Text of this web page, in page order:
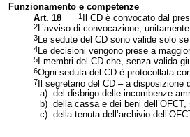
Funzionamento e competenze
Art. 18
1Il CD è convocato dal
2L’avviso di convocazione,
3Le sedute del CD sono valide solo
4Le decisioni vengono prese a
5 I membri del CD che, senza valida
6Ogni seduta del CD è protocollata
7Il segretario del CD – a disposizione
a) del disbrigo delle incombenze
b) della cassa e dei beni
c) della tenuta dell’archivio